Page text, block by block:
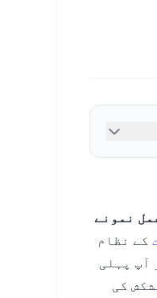
نمونے
کے نظام
آپ پہلی
کی